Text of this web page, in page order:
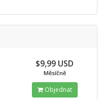
$9,99 USD
Měsíčně
Objednat